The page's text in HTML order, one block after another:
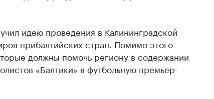
идею проведения в Калининградской
прибалтийских стран. Помимо этого
должны помочь региону в содержании
«Балтики» в футбольную премьер-